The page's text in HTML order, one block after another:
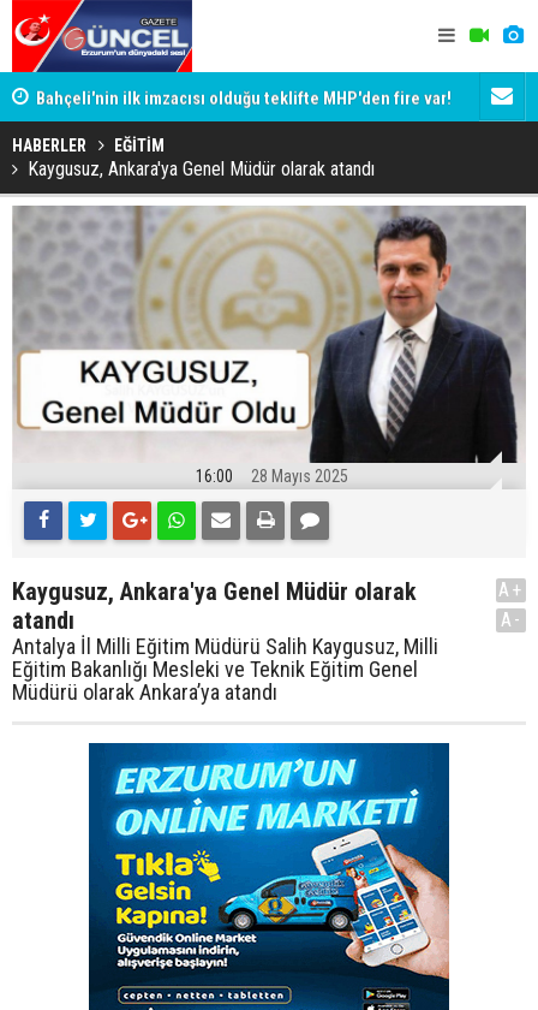
Bahçeli'nin ilk imzacısı olduğu teklifte MHP'den fire var!
İşte imzalamayan o isim
Siyaset-
HABERLER EĞİTİM
Kaygusuz, Ankara'ya Genel Müdür olarak atandı
16:00 28 Mayıs 2025
Kaygusuz, Ankara'ya Genel Müdür olarak
atandı
Antalya İl Milli Eğitim Müdürü Salih Kaygusuz, Milli
Eğitim Bakanlığı Mesleki ve Teknik Eğitim Genel
Müdürü olarak Ankara’ya atandı
A+
A-